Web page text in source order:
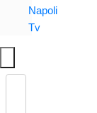
Napoli
Tv